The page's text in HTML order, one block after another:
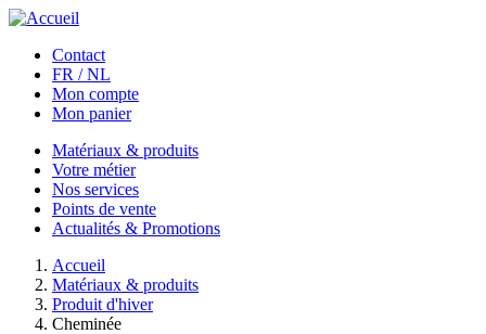
Aller au contenu principal
Contact
FR / NL
Mon compte
Mon panier
Matériaux & produits
Votre métier
Nos services
Points de vente
Actualités & Promotions
Accueil
Matériaux & produits
Produit d'hiver
Cheminée